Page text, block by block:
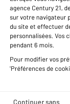
International
Nous contacter